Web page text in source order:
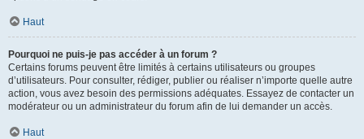
Haut
Pourquoi ne puis-je pas accéder à un forum ?
Certains forums peuvent être limités à certains utilisateurs ou groupes
d’utilisateurs. Pour consulter, rédiger, publier ou réaliser n’importe quelle autre
action, vous avez besoin des permissions adéquates. Essayez de contacter un
modérateur ou un administrateur du forum afin de lui demander un accès.
Haut